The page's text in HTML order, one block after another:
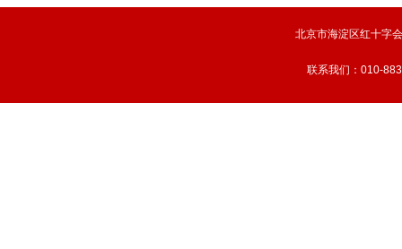
北京市海淀区红十字会
联系我们：010-